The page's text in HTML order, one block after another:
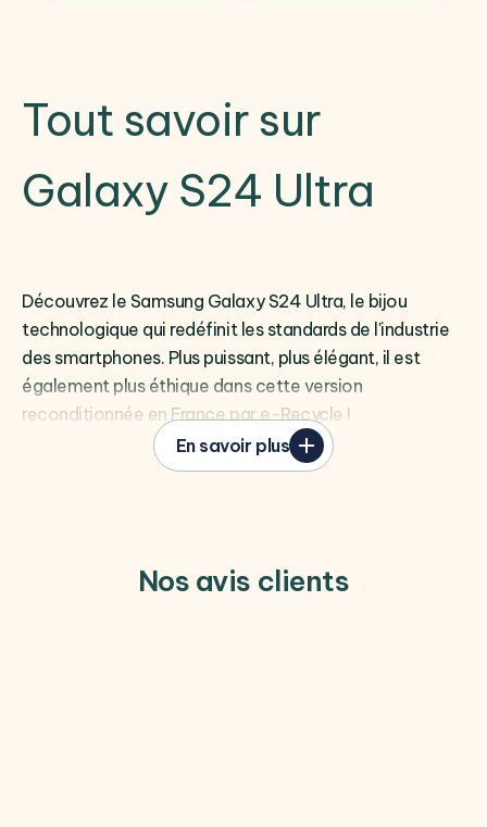
Tout savoir sur
Galaxy S24 Ultra
Découvrez le Samsung Galaxy S24 Ultra, le bijou
technologique qui redéfinit les standards de l'industrie
des smartphones. Plus puissant, plus élégant, il est
également plus éthique dans cette version
reconditionnée en France par e-Recycle !
Ecran Dynamic AMOLED 2X 120Hz : la meilleure qualité
d'affichage pour vos contenus
AMOLED 2X de 6,8 poucesoffrant une résolution
En savoir plus
Nos avis clients